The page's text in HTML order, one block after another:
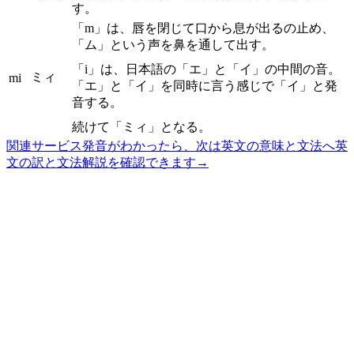
す。
mi ミィ
「m」は、唇を閉じて口から息が出るの止め、
「ム」という声を鼻を通して出す。
「i」は、日本語の「エ」と「イ」の中間の音。
「エ」と「イ」を同時に言う感じで「イ」と発
音する。
続けて「ミィ」となる。
関連サービス発音がわかったら、次は英文の意味と文法へ英
文の訳と文法解説を確認できます →